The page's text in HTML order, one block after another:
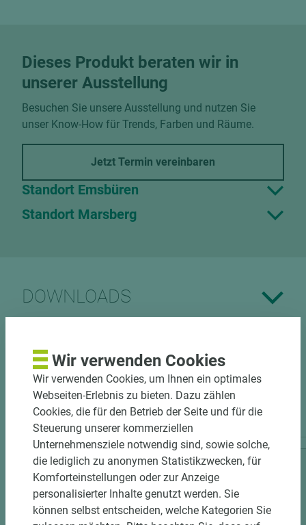
Dieses Produkt beraten wir in
unserer Ausstellung
Besuchen Sie unsere Ausstellung und nutzen Sie
unser Know-How für Trends, Farben und Räume.
Jetzt Termin vereinbaren
Standort Emsbüren
Standort Marsberg
DOWNLOADS
PASSENDES ZUBEHÖR
Wir verwenden Cookies
Wir verwenden Cookies, um Ihnen ein optimales
Webseiten-Erlebnis zu bieten. Dazu zählen
Cookies, die für den Betrieb der Seite und für die
Steuerung unserer kommerziellen
Unternehmensziele notwendig sind, sowie solche,
die lediglich zu anonymen Statistikzwecken, für
Komforteinstellungen oder zur Anzeige
personalisierter Inhalte genutzt werden. Sie
können selbst entscheiden, welche Kategorien Sie